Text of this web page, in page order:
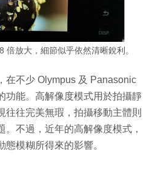
倍放大，細節似乎依然清晰銳利。
在不少 Olympus 及 Panasonic
功能。高解像度模式用於拍攝靜
往往完美無瑕，拍攝移動主體則
不過，近年的高解像度模式，
模糊所得來的影響。